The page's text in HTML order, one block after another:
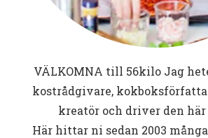
VÄLKOMNA till 56kiloJag
kostrådgivare,
kreatör och driver den här
Här hittar ni sedan 2003